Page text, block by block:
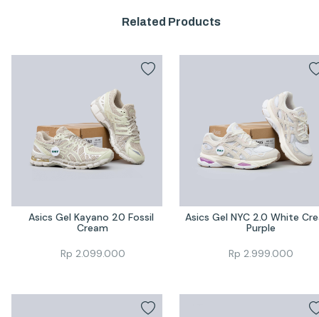
Related Products
Asics Gel Kayano 20 Fossil
Cream
Rp 2.099.000
Asics Gel NYC 2.0 White
Purple
Rp 2.999.000